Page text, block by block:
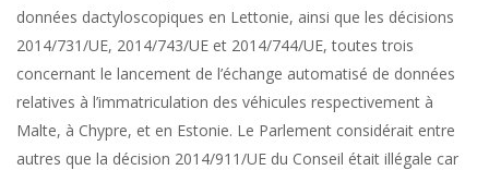
données dactyloscopiques en Lettonie, ainsi que les décisions
2014/731/UE, 2014/743/UE et 2014/744/UE, toutes trois
concernant le lancement de l’échange automatisé de données
relatives à l’immatriculation des véhicules respectivement à
Malte, à Chypre, et en Estonie. Le Parlement considérait entre
autres que la décision 2014/911/UE du Conseil était illégale car